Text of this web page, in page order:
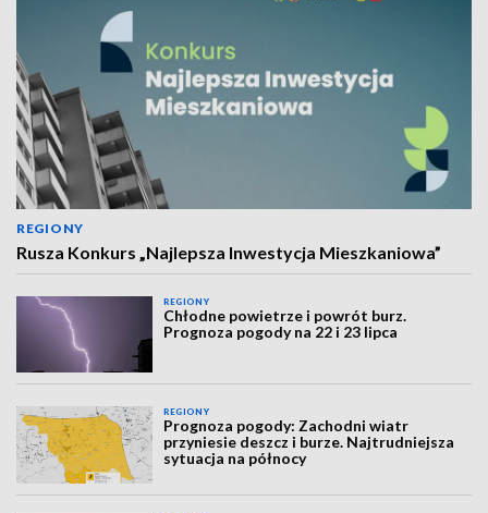
REGIONY
Rusza Konkurs „Najlepsza Inwestycja Mieszkaniowa”
REGIONY
Chłodne powietrze i powrót burz.
Prognoza pogody na 22 i 23 lipca
REGIONY
Prognoza pogody: Zachodni wiatr
przyniesie deszcz i burze. Najtrudniejsza
sytuacja na północy